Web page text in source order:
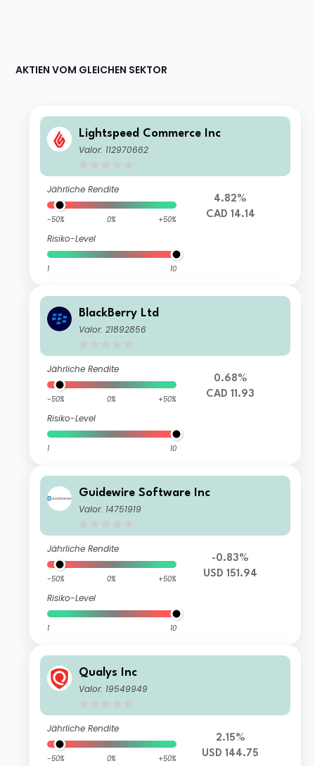
AKTIEN VOM GLEICHEN SEKTOR
Lightspeed Commerce Inc
Valor: 112970662
Jährliche Rendite
-50% 0% +50%
Risiko-Level
1 10
4.82%
CAD 14.14
BlackBerry Ltd
Valor: 21892856
Jährliche Rendite
-50% 0% +50%
Risiko-Level
1 10
0.68%
CAD 11.93
Guidewire Software Inc
Valor: 14751919
Jährliche Rendite
-50% 0% +50%
Risiko-Level
1 10
-0.83%
USD 151.94
Qualys Inc
Valor: 19549949
Jährliche Rendite
-50% 0% +50%
2.15%
USD 144.75